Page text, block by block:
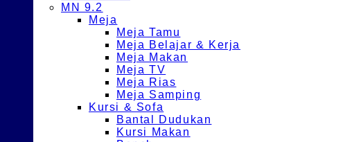
MN 9.2
Meja
Meja Tamu
Meja Belajar & Kerja
Meja Makan
Meja TV
Meja Rias
Meja Samping
Kursi & Sofa
Bantal Dudukan
Kursi Makan